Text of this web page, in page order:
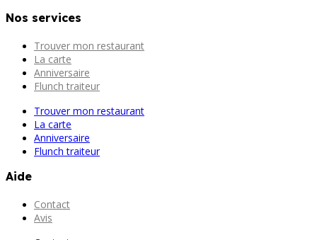
Nos services
Trouver mon restaurant
La carte
Anniversaire
Flunch traiteur
Trouver mon restaurant
La carte
Anniversaire
Flunch traiteur
Aide
Contact
Avis